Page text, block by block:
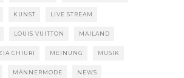
KUNST LIVE STREAM
LOUIS VUITTON MAILAND
CHIURI MEINUNG MUSIK
MÄNNERMODE NEWS